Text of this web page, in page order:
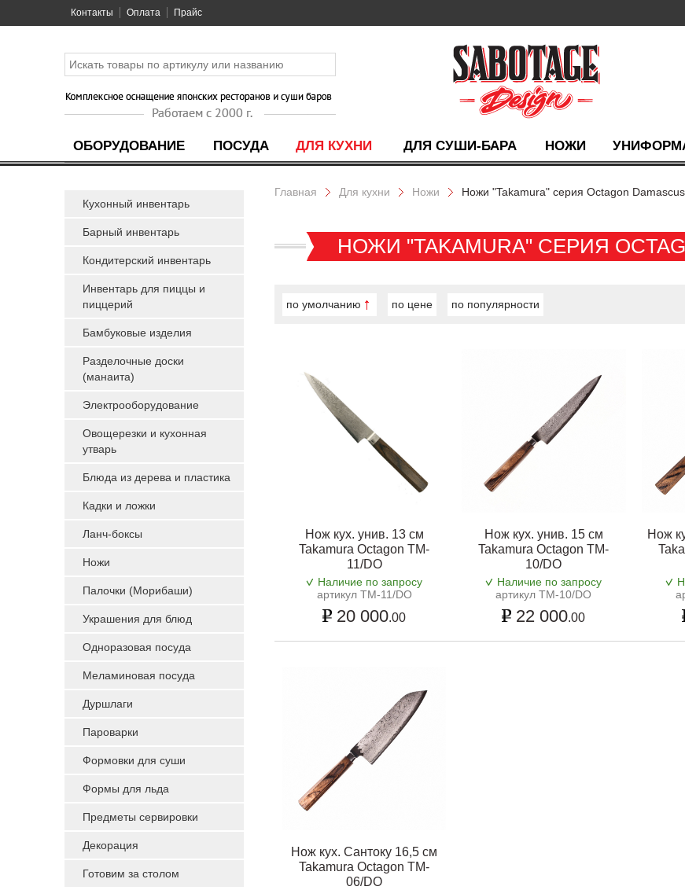
Контакты Оплата Прайс
ОБОРУДОВАНИЕ ПОСУДА ДЛЯ КУХНИ ДЛЯ СУШИ-БАРА НОЖИ
Кухонный инвентарь
Барный инвентарь
Кондитерский инвентарь
Инвентарь для пиццы и
пиццерий
Бамбуковые изделия
Разделочные доски
(манаита)
Электрооборудование
Овощерезки и кухонная
утварь
Блюда из дерева и пластика
Кадки и ложки
Ланч-боксы
Ножи
Палочки (Морибаши)
Украшения для блюд
Одноразовая посуда
Меламиновая посуда
Дуршлаги
Пароварки
Формовки для суши
Формы для льда
Предметы сервировки
Декорация
Готовим за столом
Главная Для кухни Ножи Ножи "Takamura" серия Octagon
НОЖИ "TAKAMURA" СЕРИЯ
по умолчанию по цене по популярности
Нож кух. унив. 13 см
Takamura Octagon TM-
11/DO
Наличие по запросу
артикул TM-11/DO
20 000.00
Нож кух. унив. 15 см
Takamura Octagon TM-
10/DO
Наличие по запросу
артикул TM-10/DO
22 000.00
Нож
Нож кух. Сантоку 16,5 см
Takamura Octagon TM-
06/DO